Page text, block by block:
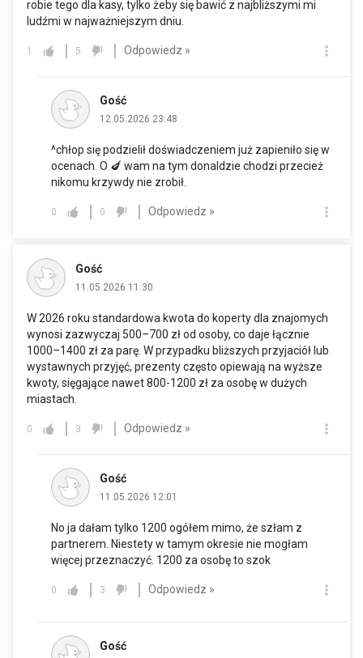
robie tego dla kasy, tylko żeby się bawić z najbliższymi mi
ludźmi w najważniejszym dniu.
1 5 Odpowiedz »
Gość
12.05.2026 23:48
^chłop się podzielił doświadczeniem już zapieniło się w
ocenach. O 🍆 wam na tym donaldzie chodzi przecież
nikomu krzywdy nie zrobił.
0 0 Odpowiedz »
Gość
11.05.2026 11:30
W 2026 roku standardowa kwota do koperty dla znajomych
wynosi zazwyczaj 500–700 zł od osoby, co daje łącznie
1000–1400 zł za parę. W przypadku bliższych przyjaciół lub
wystawnych przyjęć, prezenty często opiewają na wyższe
kwoty, sięgające nawet 800-1200 zł za osobę w dużych
miastach.
0 3 Odpowiedz »
Gość
11.05.2026 12:01
No ja dałam tylko 1200 ogółem mimo, że szłam z
partnerem. Niestety w tamym okresie nie mogłam
więcej przeznaczyć. 1200 za osobę to szok
0 3 Odpowiedz »
Gość